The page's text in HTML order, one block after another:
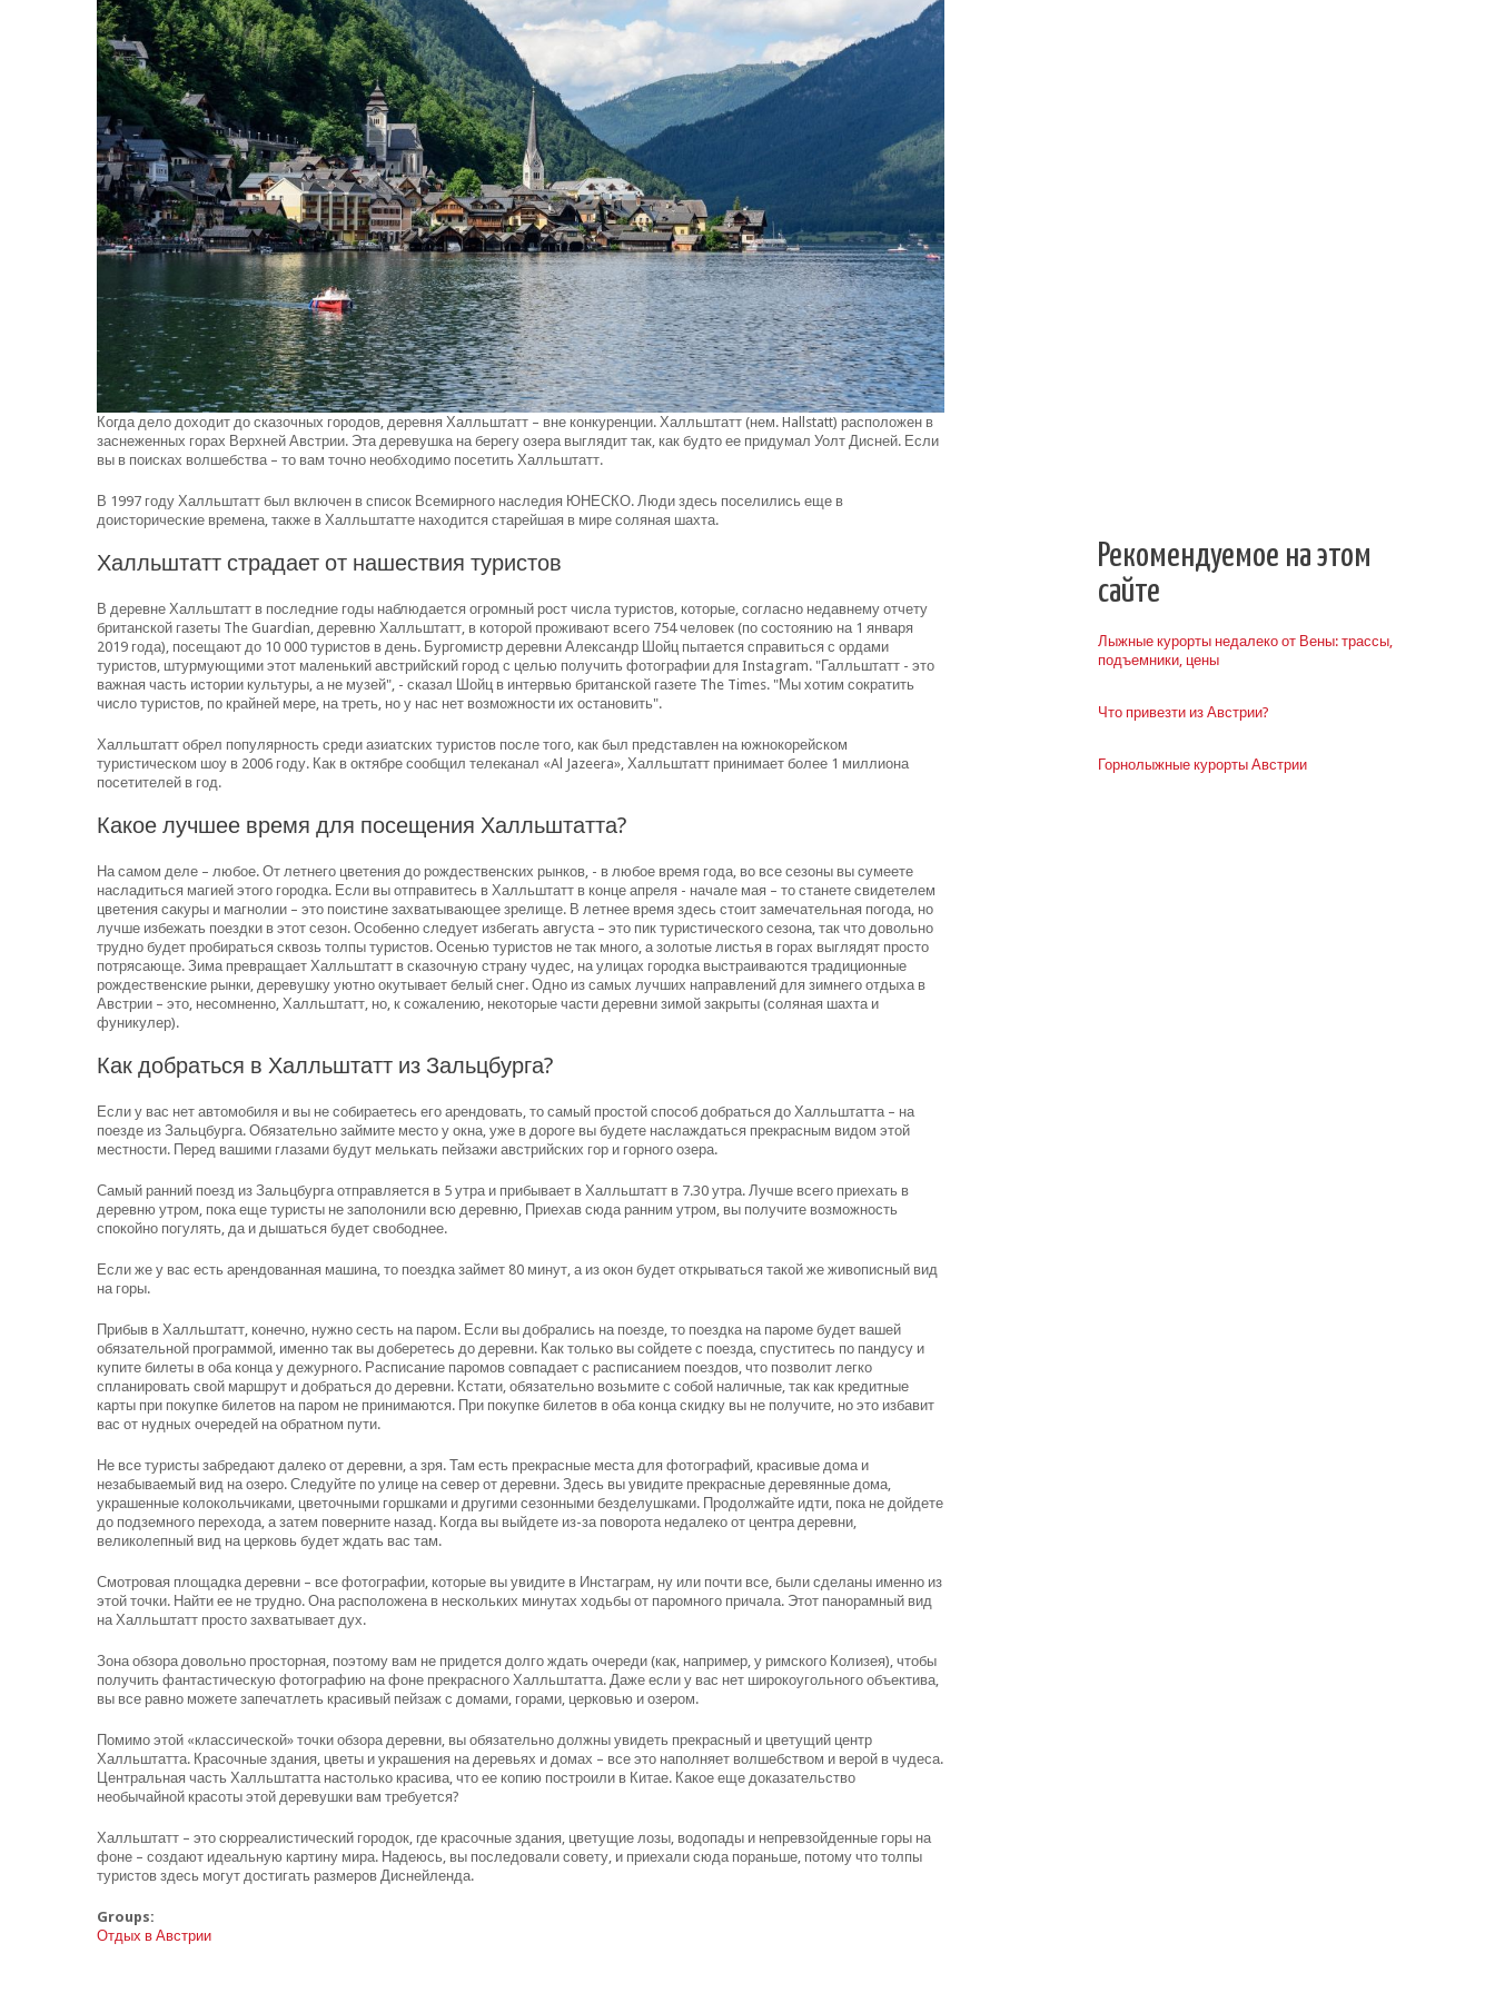
Когда дело доходит до сказочных городов, деревня Халльштатт – вне конкуренции. Халльштатт (нем. Hallstatt) расположен в
заснеженных горах Верхней Австрии. Эта деревушка на берегу озера выглядит так, как будто ее придумал Уолт Дисней. Если
вы в поисках волшебства – то вам точно необходимо посетить Халльштатт.
В 1997 году Халльштатт был включен в список Всемирного наследия ЮНЕСКО. Люди здесь поселились еще в
доисторические времена, также в Халльштатте находится старейшая в мире соляная шахта.
Халльштатт страдает от нашествия туристов
В деревне Халльштатт в последние годы наблюдается огромный рост числа туристов, которые, согласно недавнему отчету
британской газеты The Guardian, деревню Халльштатт, в которой проживают всего 754 человек (по состоянию на 1 января
2019 года), посещают до 10 000 туристов в день. Бургомистр деревни Александр Шойц пытается справиться с ордами
туристов, штурмующими этот маленький австрийский город с целью получить фотографии для Instagram. "Галльштатт - это
важная часть истории культуры, а не музей", - сказал Шойц в интервью британской газете The Times. "Мы хотим сократить
число туристов, по крайней мере, на треть, но у нас нет возможности их остановить".
Халльштатт обрел популярность среди азиатских туристов после того, как был представлен на южнокорейском
туристическом шоу в 2006 году. Как в октябре сообщил телеканал «Al Jazeera», Халльштатт принимает более 1 миллиона
посетителей в год.
Какое лучшее время для посещения Халльштатта?
На самом деле – любое. От летнего цветения до рождественских рынков, - в любое время года, во все сезоны вы сумеете
насладиться магией этого городка. Если вы отправитесь в Халльштатт в конце апреля - начале мая – то станете свидетелем
цветения сакуры и магнолии – это поистине захватывающее зрелище. В летнее время здесь стоит замечательная погода, но
лучше избежать поездки в этот сезон. Особенно следует избегать августа – это пик туристического сезона, так что довольно
трудно будет пробираться сквозь толпы туристов. Осенью туристов не так много, а золотые листья в горах выглядят просто
потрясающе. Зима превращает Халльштатт в сказочную страну чудес, на улицах городка выстраиваются традиционные
рождественские рынки, деревушку уютно окутывает белый снег. Одно из самых лучших направлений для зимнего отдыха в
Австрии – это, несомненно, Халльштатт, но, к сожалению, некоторые части деревни зимой закрыты (соляная шахта и
фуникулер).
Как добраться в Халльштатт из Зальцбурга?
Если у вас нет автомобиля и вы не собираетесь его арендовать, то самый простой способ добраться до Халльштатта – на
поезде из Зальцбурга. Обязательно займите место у окна, уже в дороге вы будете наслаждаться прекрасным видом этой
местности. Перед вашими глазами будут мелькать пейзажи австрийских гор и горного озера.
Самый ранний поезд из Зальцбурга отправляется в 5 утра и прибывает в Халльштатт в 7.30 утра. Лучше всего приехать в
деревню утром, пока еще туристы не заполонили всю деревню, Приехав сюда ранним утром, вы получите возможность
спокойно погулять, да и дышаться будет свободнее.
Если же у вас есть арендованная машина, то поездка займет 80 минут, а из окон будет открываться такой же живописный вид
на горы.
Прибыв в Халльштатт, конечно, нужно сесть на паром. Если вы добрались на поезде, то поездка на пароме будет вашей
обязательной программой, именно так вы доберетесь до деревни. Как только вы сойдете с поезда, спуститесь по пандусу и
купите билеты в оба конца у дежурного. Расписание паромов совпадает с расписанием поездов, что позволит легко
спланировать свой маршрут и добраться до деревни. Кстати, обязательно возьмите с собой наличные, так как кредитные
карты при покупке билетов на паром не принимаются. При покупке билетов в оба конца скидку вы не получите, но это избавит
вас от нудных очередей на обратном пути.
Не все туристы забредают далеко от деревни, а зря. Там есть прекрасные места для фотографий, красивые дома и
незабываемый вид на озеро. Следуйте по улице на север от деревни. Здесь вы увидите прекрасные деревянные дома,
украшенные колокольчиками, цветочными горшками и другими сезонными безделушками. Продолжайте идти, пока не дойдете
до подземного перехода, а затем поверните назад. Когда вы выйдете из-за поворота недалеко от центра деревни,
великолепный вид на церковь будет ждать вас там.
Смотровая площадка деревни – все фотографии, которые вы увидите в Инстаграм, ну или почти все, были сделаны именно из
этой точки. Найти ее не трудно. Она расположена в нескольких минутах ходьбы от паромного причала. Этот панорамный вид
на Халльштатт просто захватывает дух.
Зона обзора довольно просторная, поэтому вам не придется долго ждать очереди (как, например, у римского Колизея), чтобы
получить фантастическую фотографию на фоне прекрасного Халльштатта. Даже если у вас нет широкоугольного объектива,
вы все равно можете запечатлеть красивый пейзаж с домами, горами, церковью и озером.
Помимо этой «классической» точки обзора деревни, вы обязательно должны увидеть прекрасный и цветущий центр
Халльштатта. Красочные здания, цветы и украшения на деревьях и домах – все это наполняет волшебством и верой в чудеса.
Центральная часть Халльштатта настолько красива, что ее копию построили в Китае. Какое еще доказательство
необычайной красоты этой деревушки вам требуется?
Халльштатт – это сюрреалистический городок, где красочные здания, цветущие лозы, водопады и непревзойденные горы на
фоне – создают идеальную картину мира. Надеюсь, вы последовали совету, и приехали сюда пораньше, потому что толпы
туристов здесь могут достигать размеров Диснейленда.
Groups:
Отдых в Австрии
Рекомендуемое на этом
сайте
Лыжные курорты недалеко от Вены: трассы,
подъемники, цены
Что привезти из Австрии?
Горнолыжные курорты Австрии